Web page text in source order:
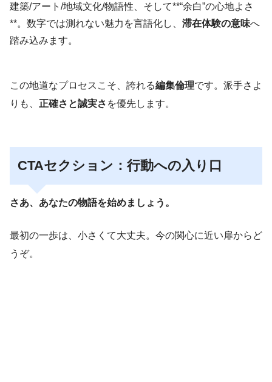
建築/アート/地域文化/物語性、そして**“余白”の心地よさ
**。数字では測れない魅力を言語化し、 滞在体験の意味へ
踏み込みます。
この地道なプロセスこそ、誇れる編集倫理です。派手さよ
りも、 正確さと誠実さ を優先します。
CTAセクション：行動への入り口
さあ、あなたの物語を始めましょう。
最初の一歩は、小さくて大丈夫。今の関心に近い扉からど
うぞ。